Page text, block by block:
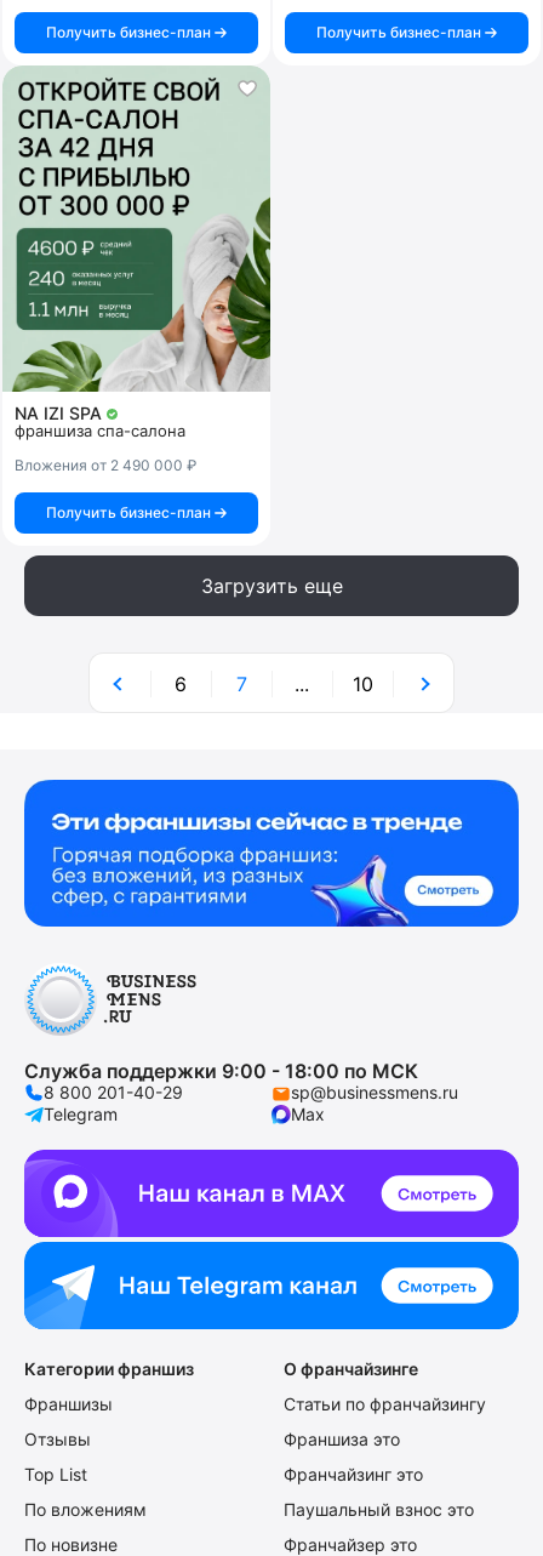
Получить бизнес-план Получить бизнес-план
NA IZI SPA
франшиза спа-салона
Вложения от 2 490 000 ₽
Получить бизнес-план
Загрузить еще
6 7 ... 10
Служба поддержки 9:00 - 18:00 по МСК
8 800 201-40-29
sp@businessmens.ru
Telegram
Max
Категории франшиз
Франшизы
Отзывы
Top List
По вложениям
По новизне
О франчайзинге
Статьи по франчайзингу
Франшиза это
Франчайзинг это
Паушальный взнос это
Франчайзер это